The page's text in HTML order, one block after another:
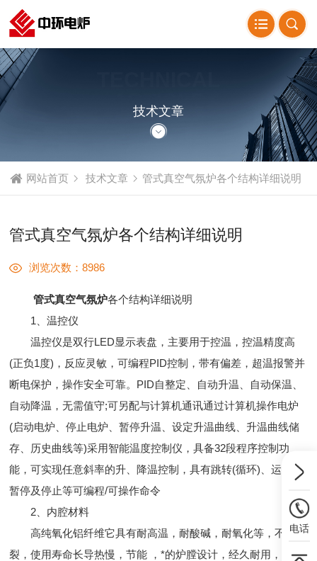
ARTICLE
技术文章
网站首页 技术文章 管式真空气氛炉各个结构详细说明
管式真空气氛炉各个结构详细说明
浏览次数：8986
管式真空气氛炉各个结构详细说明
1、温控仪
温控仪是双行LED显示表盘，主要用于控温，控温精度高
(正负1度)，反应灵敏，可编程PID控制，带有偏差，超温报警并
断电保护，操作安全可靠。PID自整定、自动升温、自动保温、
自动降温，无需值守;可另配与计算机通讯通过计算机操作电炉
(启动电炉、停止电炉、暂停升温、设定升温曲线、升温曲线储
存、历史曲线等)采用智能温度控制仪，具备32段程序控制功
能，可实现任意斜率的升、降温控制，具有跳转(循环)、运行、
暂停及停止等可编程/可操作命令
2、内腔材料
高纯氧化铝纤维它具有耐高温，耐酸碱，耐氧化等，不易
裂，使用寿命长导热慢，节能 ，*的炉膛设计，经久耐用，不垮
电话